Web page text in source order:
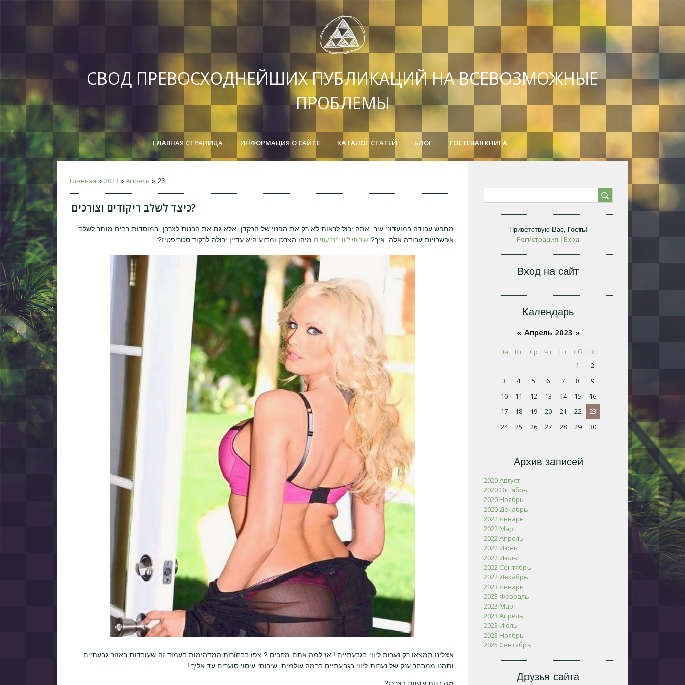
СВОД ПРЕВОСХОДНЕЙШИХ ПУБЛИКАЦИЙ НА ВСЕВОЗМОЖНЫЕ
ПРОБЛЕМЫ
ГЛАВНАЯ СТРАНИЦА ИНФОРМАЦИЯ О САЙТЕ КАТАЛОГ СТАТЕЙ БЛОГ ГОСТЕВАЯ КНИГА
Главная » 2023 » Апрель » 23
כיצד לשלב ריקודים וצורכים?
מחפש עבודה במועדוני עיר, אתה יכול לראות לא רק את הפנוי של הרקדן, אלא גם את הבנות לצרכן. במוסדות רבים מותר לשלב
אפשרויות עבודה אלה. אֵיך? שירותי ליווי בגבעתיים מיהו הצרכן ומדוע היא עדיין יכולה לרקוד סטריפטיז?
אצלינו תמצאו רק נערות ליווי בגבעתיים ! אז למה אתם מחכים ? צפו בבחורות המדהימות בעמוד זה שעובדות באזור גבעתיים
ותהנו ממבחר ענק של נערות ליווי בגבעתיים ברמה עולמית. שירותי עיסוי סוערים עד אליך !
Приветствую Вас, Гость!
Регистрация Вход
Вход на сайт
Календарь
« Апрель 2023 »
Пн Вт Ср Чт Пт Сб
Вс
1
2
3
4 5 6 7 8
9
10
11 12 13 14 15
16
17
18 19 20 21 22
23
24
25 26 27 28 29 30
Архив записей
2020 Август
2020 Октябрь
2020 Ноябрь
2020 Декабрь
2022 Январь
2022 Март
2022 Апрель
2022 Июнь
2022 Июль
2022 Сентябрь
2022 Декабрь
2023 Январь
2023 Февраль
2023 Март
2023 Апрель
2023 Июль
2023 Ноябрь
2025 Сентябрь
Друзья сайта